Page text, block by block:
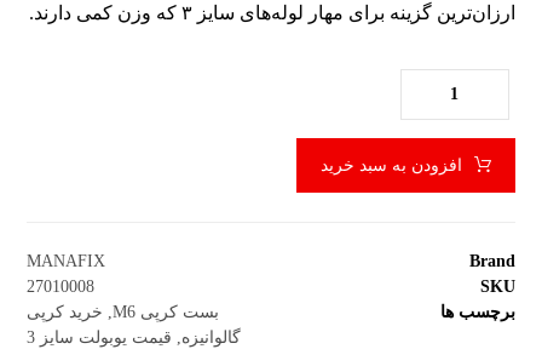
ارزان‌ترین گزینه برای مهار لوله‌های سایز ۳ که وزن کمی دارند.
افزودن به سبد خرید
Brand
MANAFIX
SKU
27010008
برچسب ها
بست کرپی M6 , خرید کرپی
گالوانیزه
قیمت یوبولت سایز 3